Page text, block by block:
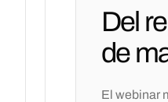
Del
de
El webinar